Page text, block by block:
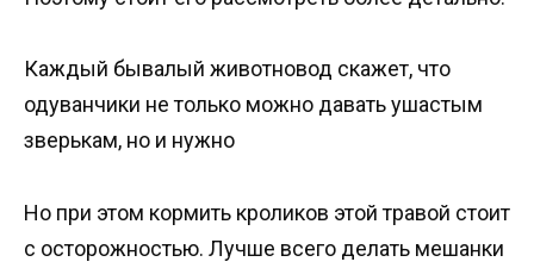
Каждый бывалый животновод скажет, что
одуванчики не только можно давать ушастым
зверькам, но и нужно
Но при этом кормить кроликов этой травой стоит
с осторожностью. Лучше всего делать мешанки